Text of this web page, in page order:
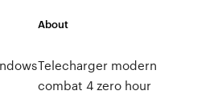
About
Telecharger modern
combat 4 zero hour